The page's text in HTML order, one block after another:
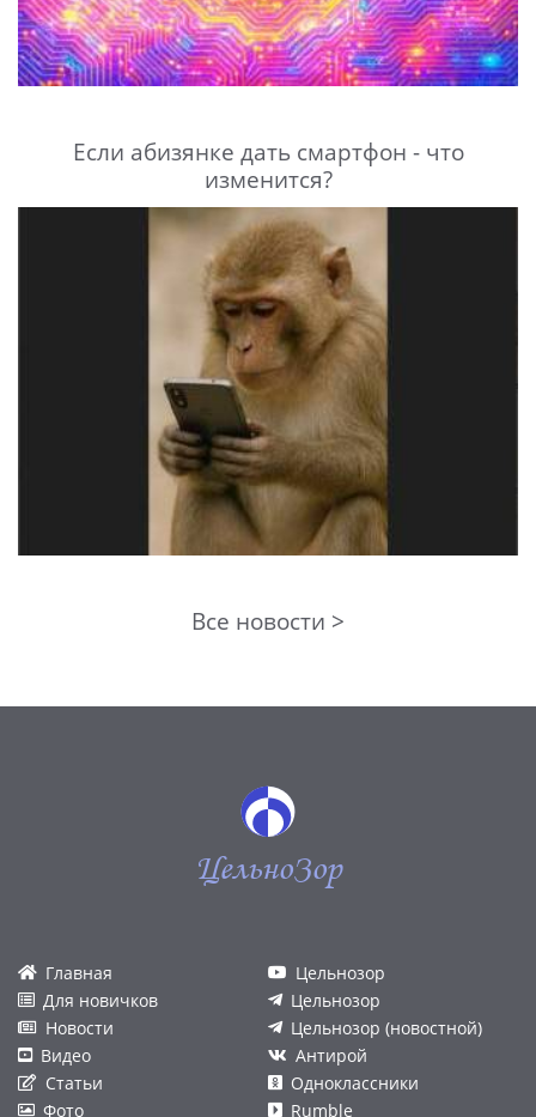
Если абизянке дать смартфон - что
изменится?
Все новости >
ЦельноЗор
Главная
Для новичков
Новости
Видео
Статьи
Фото
Цельнозор
Цельнозор
Цельнозор (новостной)
Антирой
Одноклассники
Rumble